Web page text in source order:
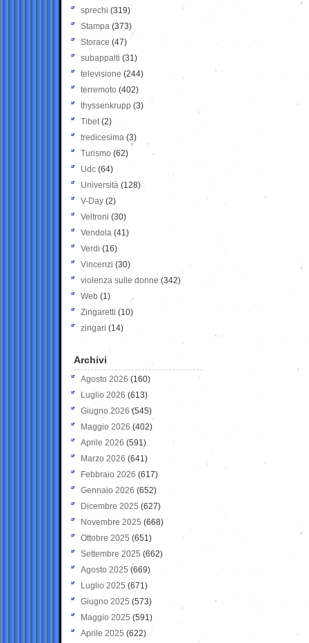
sprechi (319)
Stampa (373)
Storace (47)
subappalti (31)
televisione(244)
terremoto (402)
thyssenkrupp (3)
Tibet(2)
tredicesima (3)
Turismo (62)
Udc (64)
Università (128)
V-Day (2)
Veltroni (30)
Vendola (41)
Verdi (16)
Vincenzi (30)
violenza sulle donne (342)
Web (1)
Zingaretti (10)
zingari (14)
Archivi
Agosto 2026 (160)
Luglio 2026 (613)
Giugno 2026 (545)
Maggio 2026 (402)
Aprile 2026 (591)
Marzo 2026 (641)
Febbraio 2026 (617)
Gennaio 2026 (652)
Dicembre 2025 (627)
Novembre 2025 (668)
Ottobre 2025 (651)
Settembre 2025 (662)
Agosto 2025 (669)
Luglio 2025 (671)
Giugno 2025 (573)
Maggio 2025 (591)
Aprile 2025 (622)